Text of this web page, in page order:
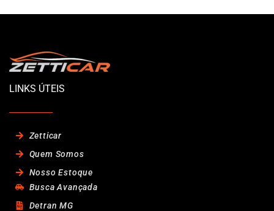
LINKS ÚTEIS
Zetticar
Quem Somos
Nosso Estoque
Busca Avançada
Detran MG